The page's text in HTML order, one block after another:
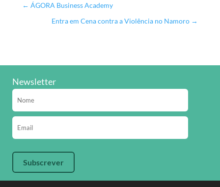
← ÁGORA Business Academy
Entra em Cena contra a Violência no Namoro →
Newsletter